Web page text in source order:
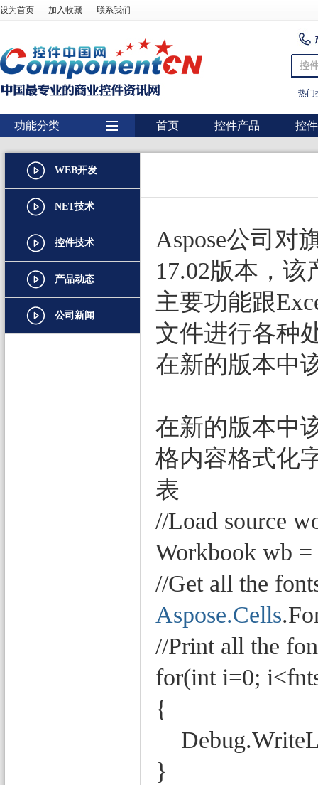
设为首页 加入收藏 联系我们
控
热门
功能分类
用户界面
报表
图表
图形图像处理
扫描识别
数据库
条形码
首页 控件产品 控
WEB开发
NET技术
控件技术
产品动态
公司新闻
Aspose公司对
17.02版本，
主要功能跟
文件进行各种
在新的版本中
在新的版本中
格内容格式化
表
//Load source
Workbook wb
//Get all the
Aspose.Cells
//Print all the
for(int i=0;
{
}